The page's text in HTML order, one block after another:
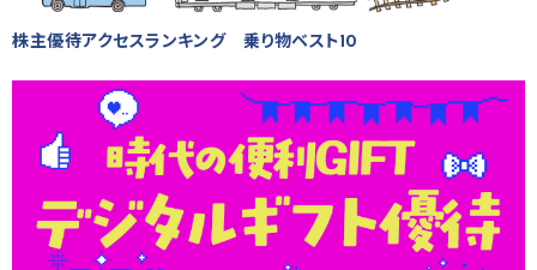
株主優待アクセスランキング 乗り物ベスト10